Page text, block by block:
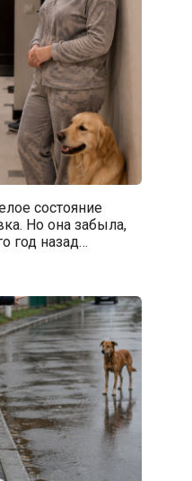
состояние
Но она забыла,
год назад…